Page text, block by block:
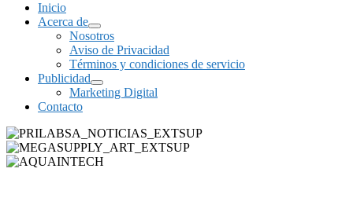
Inicio
Acerca de
Nosotros
Aviso de Privacidad
Términos y condiciones de servicio
Publicidad
Marketing Digital
Contacto